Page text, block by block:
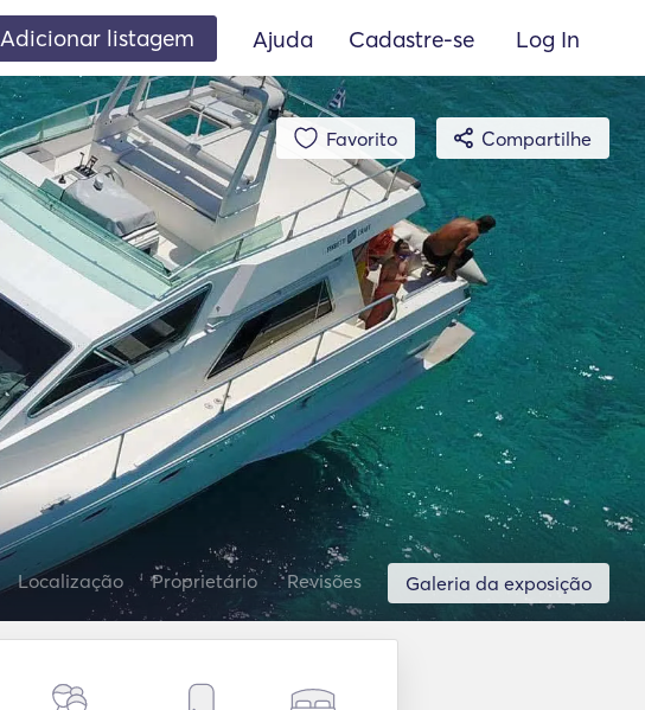
Adicionar listagem Ajuda Cadastre-se Log In
Favorito Compartilhe
Galeria da exposição
Localização Proprietário Revisões